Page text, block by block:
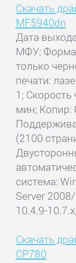
Скачать
MF5940dn
Дата
МФУ;
только
печати:
1;
мин; Копир:
(2100
система:
Server
10.4.9-
Скачать
CP780